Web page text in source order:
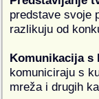
predstave svoje
razlikuju od
Komunikacija s
komuniciraju s
mreža i drugih